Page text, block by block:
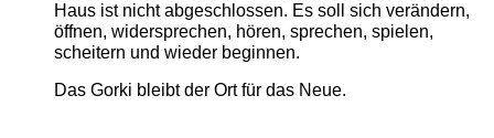
Haus ist nicht abgeschlossen. Es soll sich verändern,
öffnen, widersprechen, hören, sprechen, spielen,
scheitern und wieder beginnen.
Das Gorki bleibt der Ort für das Neue.